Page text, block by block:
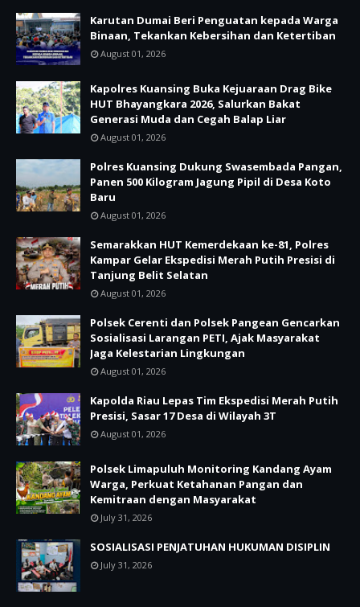
Karutan Dumai Beri Penguatan kepada Warga
Binaan, Tekankan Kebersihan dan Ketertiban
August 01, 2026
Kapolres Kuansing Buka Kejuaraan Drag Bike
HUT Bhayangkara 2026, Salurkan Bakat
Generasi Muda dan Cegah Balap Liar
August 01, 2026
Polres Kuansing Dukung Swasembada Pangan,
Panen 500 Kilogram Jagung Pipil di Desa Koto
Baru
August 01, 2026
Semarakkan HUT Kemerdekaan ke-81, Polres
Kampar Gelar Ekspedisi Merah Putih Presisi di
Tanjung Belit Selatan
August 01, 2026
Polsek Cerenti dan Polsek Pangean Gencarkan
Sosialisasi Larangan PETI, Ajak Masyarakat
Jaga Kelestarian Lingkungan
August 01, 2026
Kapolda Riau Lepas Tim Ekspedisi Merah Putih
Presisi, Sasar 17 Desa di Wilayah 3T
August 01, 2026
Polsek Limapuluh Monitoring Kandang Ayam
Warga, Perkuat Ketahanan Pangan dan
Kemitraan dengan Masyarakat
July 31, 2026
SOSIALISASI PENJATUHAN HUKUMAN DISIPLIN
July 31, 2026